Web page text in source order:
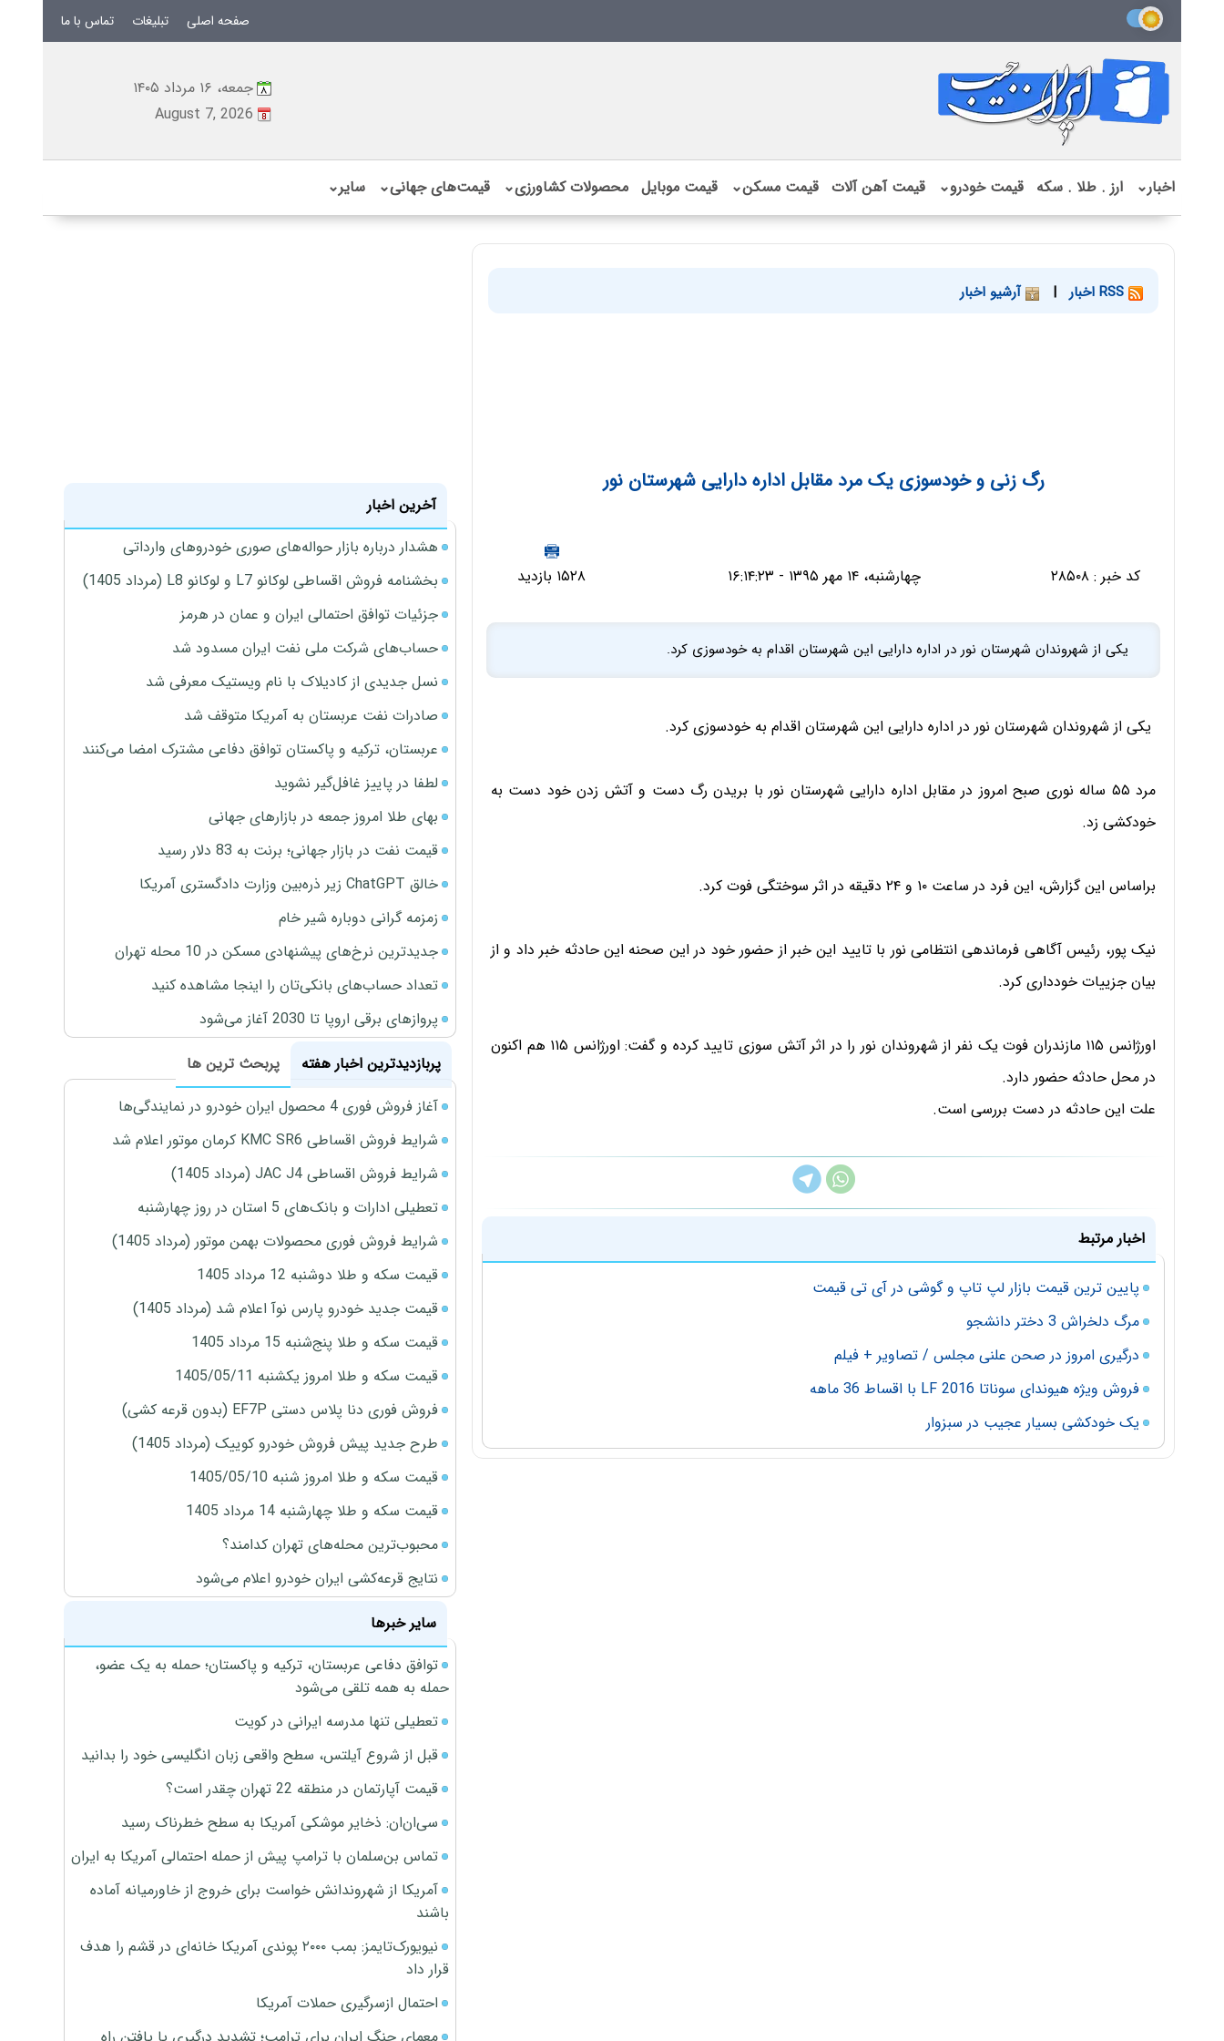
صفحه اصلی تبلیغات تماس با ما
جمعه، ۱۶ مرداد ۱۴۰۵
August 7, 2026
اخبار⌄ ارز . طلا . سکه قیمت خودرو⌄ قیمت آهن آلات قیمت مسکن⌄ قیمت موبایل محصولات کشاورزی⌄ قیمت‌های جهانی⌄ سایر⌄
| آرشیو اخبار
رگ‌ زنی و خودسوزی یک مرد مقابل اداره دارایی شهرستان نور
کد خبر : ۲۸۵۰۸ چهارشنبه، ۱۴ مهر ۱۳۹۵ - ۱۶:۱۴:۲۳ ۱۵۲۸ بازدید
یکی از شهروندان شهرستان نور در اداره دارایی این شهرستان اقدام به خودسوزی کرد.
یکی از شهروندان شهرستان نور در اداره دارایی این شهرستان اقدام به خودسوزی کرد.
مرد ۵۵ ساله نوری صبح امروز در مقابل اداره دارایی شهرستان نور با بریدن رگ دست و آتش زدن خود دست به
خودکشی زد.
براساس این گزارش، این فرد در ساعت ۱۰ و ۲۴ دقیقه در اثر سوختگی فوت کرد.
نیک پور، رئیس آگاهی فرماندهی انتظامی نور با تایید این خبر از حضور خود در این صحنه این حادثه خبر داد و از
بیان جزییات خودداری کرد.
اورژانس ۱۱۵ مازندران فوت یک نفر از شهروندان نور را در اثر آتش سوزی تایید کرده و گفت: اورژانس ۱۱۵ هم اکنون
در محل حادثه حضور دارد.
علت این حادثه در دست بررسی است.
اخبار مرتبط
پایین ترین قیمت بازار لپ تاپ و گوشی در آی تی قیمت
مرگ دلخراش 3 دختر دانشجو
درگیری امروز در صحن علنی مجلس / تصاویر + فیلم
فروش ویژه هیوندای سوناتا 2016 LF با اقساط 36 ماهه
یک خودکشی بسیار عجیب در سبزوار
آخرین اخبار
هشدار درباره بازار حواله‌های صوری خودروهای وارداتی
بخشنامه فروش اقساطی لوکانو L7 و لوکانو L8 (مرداد 1405)
جزئیات توافق احتمالی ایران و عمان در هرمز
حساب‌های شرکت ملی نفت ایران مسدود شد
نسل جدیدی از کادیلاک با نام ویستیک معرفی شد
صادرات نفت عربستان به آمریکا متوقف شد
عربستان، ترکیه و پاکستان توافق دفاعی مشترک امضا می‌کنند
لطفا در پاییز غافل‌گیر نشوید
بهای طلا امروز جمعه در بازارهای جهانی
قیمت نفت در بازار جهانی؛ برنت به 83 دلار رسید
خالق ChatGPT زیر ذره‌بین وزارت دادگستری آمریکا
زمزمه گرانی دوباره شیر خام
جدیدترین نرخ‌های پیشنهادی مسکن در 10 محله تهران
تعداد حساب‌های بانکی‌تان را اینجا مشاهده کنید
پروازهای برقی اروپا تا 2030 آغاز می‌شود
پربازدیدترین اخبار هفته
پربحث ترین ها
آغاز فروش فوری 4 محصول ایران خودرو در نمایندگی‌ها
شرایط فروش اقساطی KMC SR6 کرمان موتور اعلام شد
شرایط فروش اقساطی JAC J4 (مرداد 1405)
تعطیلی ادارات و بانک‌های 5 استان در روز چهارشنبه
شرایط فروش فوری محصولات بهمن موتور (مرداد 1405)
قیمت سکه و طلا دوشنبه 12 مرداد 1405
قیمت جدید خودرو پارس نوآ اعلام شد (مرداد 1405)
قیمت سکه و طلا پنج‌شنبه 15 مرداد 1405
قیمت سکه و طلا امروز یکشنبه 1405/05/11
فروش فوری دنا پلاس دستی EF7P (بدون قرعه کشی)
طرح جدید پیش فروش خودرو کوییک (مرداد 1405)
قیمت سکه و طلا امروز شنبه 1405/05/10
قیمت سکه و طلا چهارشنبه 14 مرداد 1405
محبوب‌ترین محله‌های تهران کدامند؟
نتایج قرعه‌کشی ایران خودرو اعلام می‌شود
سایر خبرها
توافق دفاعی عربستان، ترکیه و پاکستان؛ حمله به یک عضو،
حمله به همه تلقی می‌شود
تعطیلی تنها مدرسه ایرانی در کویت
قبل از شروع آیلتس، سطح واقعی زبان انگلیسی خود را بدانید
قیمت آپارتمان در منطقه 22 تهران چقدر است؟
سی‌ان‌ان: ذخایر موشکی آمریکا به سطح خطرناک رسید
تماس بن‌سلمان با ترامپ پیش از حمله احتمالی آمریکا به ایران
آمریکا از شهروندانش خواست برای خروج از خاورمیانه آماده
باشند
نیویورک‌تایمز: بمب ۲۰۰۰ پوندی آمریکا خانه‌ای در قشم را هدف
قرار داد
احتمال ازسرگیری حملات آمریکا